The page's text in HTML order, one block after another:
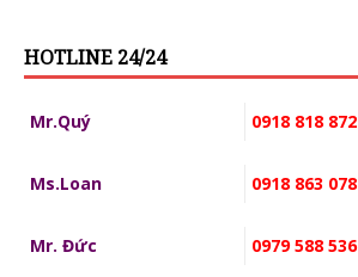
HOTLINE 24/24
Mr.Quý 0918 818 872
Ms.Loan 0918 863 078
Mr. Đức 0979 588 536